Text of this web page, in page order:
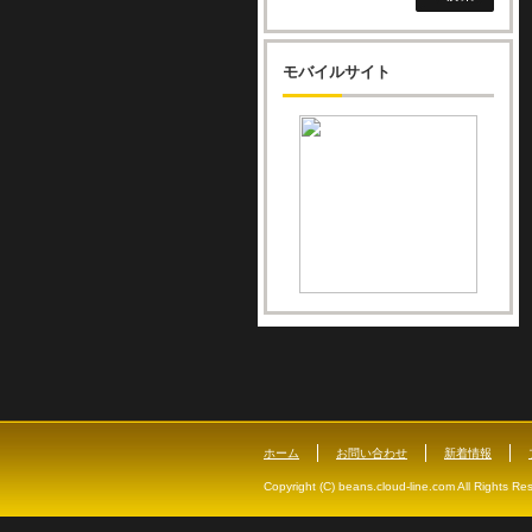
モバイルサイト
ホーム お問い合わせ 新着情報
Copyright (C) beans.cloud-line.com All Rights